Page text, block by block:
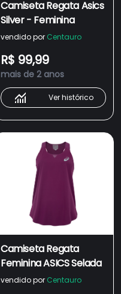
Camiseta Regata Asics
Silver - Feminina
vendido por Centauro
R$ 99,99
mais de 2 anos
Ver histórico
Camiseta Regata
Feminina ASICS Selada
vendido por Centauro